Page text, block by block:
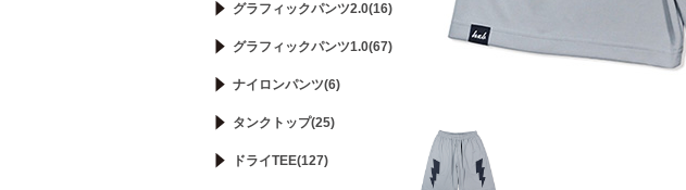
グラフィックパンツ2.0(16)
グラフィックパンツ1.0(67)
ナイロンパンツ(6)
タンクトップ(25)
ドライTEE(127)